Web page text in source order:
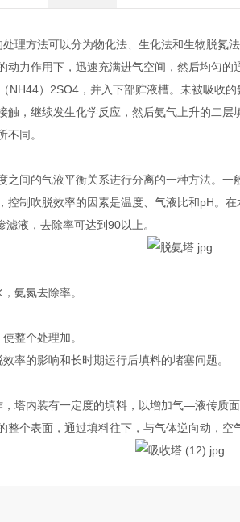
理方法可以分为物化法、生化法和生物脱氮
动力作用下，迅速充满进气空间，然后均匀
NH44）2SO4，并入下部贮液槽。未被吸收
触，继续发生化学反应，然后氨气上升的二
同。
间的气液平衡关系进行分离的一种方法。一
控制吹脱效率的因素是温度、气液比和pH。
液，去除率可达到90以上。
氨氮去除率。
整个处理加。
率的影响和长时期运行后填料的堵塞问题。
，塔内装有一定度的填料，以增加气—液传质
个表面，通过填料往下，与气体逆向动，空